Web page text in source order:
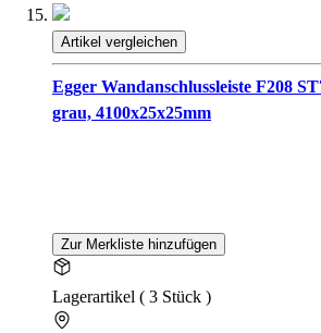
Artikel vergleichen
Egger Wandanschlussleiste F208
grau, 4100x25x25mm
Zur Merkliste hinzufügen
Lagerartikel ( 3 Stück )